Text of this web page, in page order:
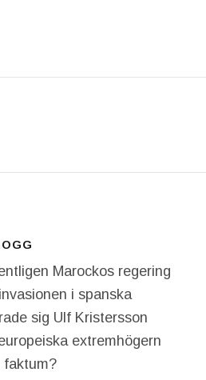
Marockos regering
i spanska
sig Ulf Kristersson
extremhögern
faktum?